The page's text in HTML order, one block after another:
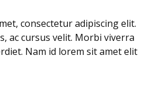
consectetur adipiscing elit.
ac cursus velit. Morbi viverra
Nam id lorem sit amet elit